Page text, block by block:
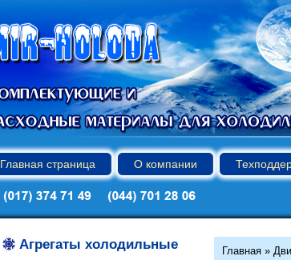
Главная страница О компании
Агрегаты холодильные
Главная »